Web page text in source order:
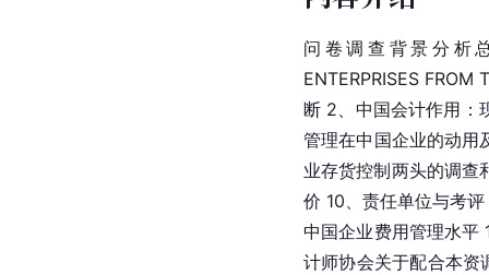
问卷调查背景分析
ENTERPRISES
断 2、中国会计作用：
管理在中国企业的动用
业存货控制两头的调查
价 10、责任单位与考
中国企业费用管理水平
计师协会关于配合本资